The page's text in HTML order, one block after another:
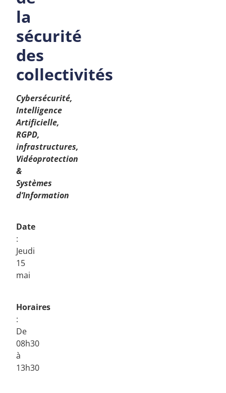
la
sécurité
des
collectivités
Cybersécurité,
Intelligence
Artificielle,
RGPD,
infrastructures,
Vidéoprotection
&
Systèmes
d’Information
Date
:
Jeudi
15
mai
Horaires
:
De
08h30
à
13h30